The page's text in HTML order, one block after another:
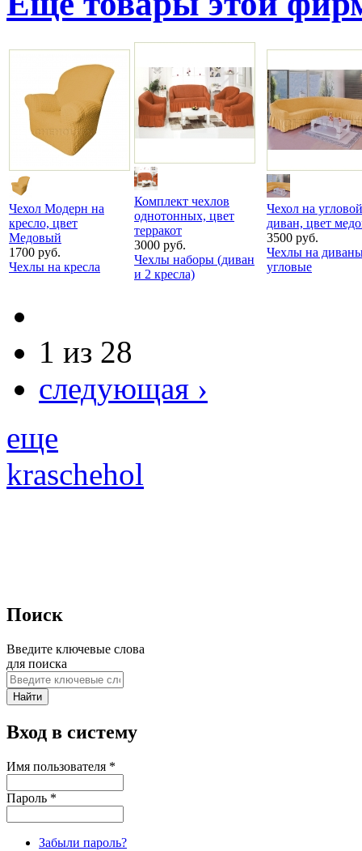
Чехол Модерн на
кресло, цвет
Медовый
1700 руб.
Чехлы на кресла
Комплект чехлов
однотонных, цвет
терракот
3000 руб.
Чехлы наборы (диван
и 2 кресла)
Чехол на угловой
диван, цвет
3500 руб.
Чехлы на
угловые
1 из 28
следующая ›
еще
kraschehol
Поиск
Введите ключевые слова
для поиска
Вход в систему
Имя пользователя *
Пароль *
Забыли пароль?